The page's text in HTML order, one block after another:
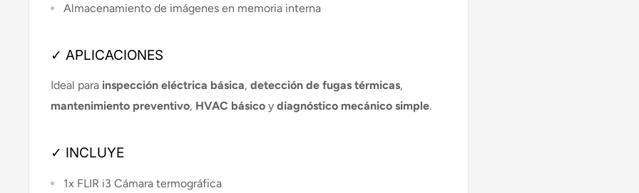
Almacenamiento de imágenes en memoria interna
✓ APLICACIONES
Ideal para inspección eléctrica básica, detección de fugas térmicas,
mantenimiento preventivo, HVAC básico y diagnóstico mecánico simple.
✓ INCLUYE
1x FLIR i3 Cámara termográfica